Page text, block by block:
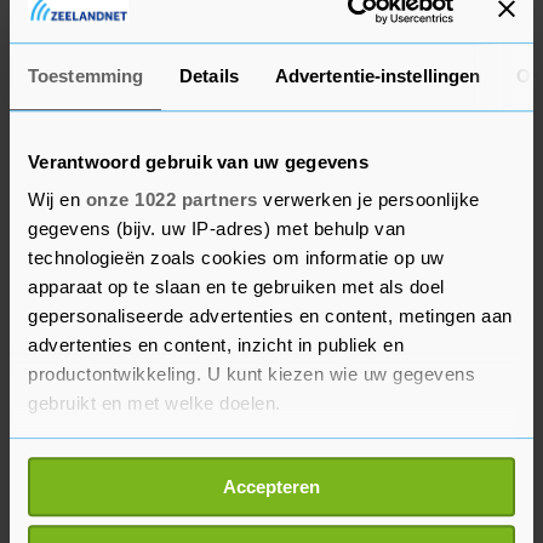
Toestemming Details Advertentie-instellingen
Verantwoord gebruik van uw gegevens
Wij en onze 1022 partners verwerken je persoonlijke
gegevens (bijv. uw IP-adres) met behulp van
technologieën zoals cookies om informatie op uw
apparaat op te slaan en te gebruiken met als doel
gepersonaliseerde advertenties en content, metingen aan
advertenties en content, inzicht in publiek en
productontwikkeling. U kunt kiezen wie uw gegevens
gebruikt en met welke doelen.
Als u het toestaat, willen we ook graag:
Informatie verzamelen over uw geografische
locatie, die tot een paar meter nauwkeurig kan zijn
Accepteren
News Corp was wel in trek bij beleggers. Het
mediaconcern van miljardair Rupert Murdoch en
eigenaar van The New York Post en The Wall
Street Journal kwam met beter dan verwachte
cijfers. Het aandeel werd bijna 5 procent hoger
gezet.
Walt Disney verloor evenwel 3 procent. Het
entertainmentconcern steeg een dag eerder nog
bijna 5 procent dankzij goed ontvangen
resultaten. Ook WeWork (plus 10,4 procent) bleef
in de belangstelling staan na de recente forse
koersschommelingen. Zo kelderde de
kantoorverhuurder woensdag nog bijna 40
procent nadat het bedrijf verklaarde te twijfelen
over zijn voortbestaan. Donderdag werd dat